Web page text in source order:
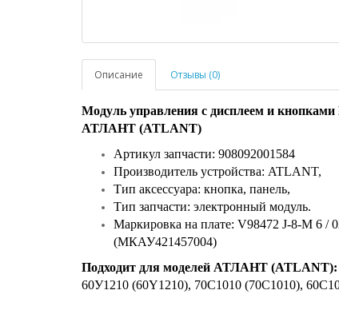
Описание Отзывы (0)
Модуль управления с дисплеем и
АТЛАНТ (ATLANT)
Артикул запчасти: 908092001584
Производитель устройства: ATLANT,
Тип аксессуара: кнопка, панель,
Тип запчасти: электронный модуль.
Маркировка на плате: V98472 J-8-M 6
(МКАУ421457004)
Подходит для моделей АТЛАНТ (ATLANT):
60У1210 (60Y1210), 70C1010 (70С1010),